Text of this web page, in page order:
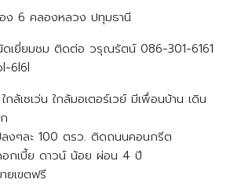
6 คลองหลวง ปทุมธานี
ดเยี่ยมชม ติดต่อ วรุณรัตน์ 086-301-6161
6l6l
กล้เซเว่น ใกล้มอเตอร์เวย์ มีเพื่อนบ้าน เดิน
ลงๆละ 100 ตรว. ติดถนนคอนกรีต
อกเบี้ย ดาวน์ น้อย ผ่อน 4 ปี
ยเขตฟรี